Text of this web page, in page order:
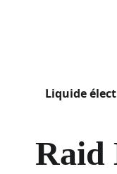
Liquide
Raid